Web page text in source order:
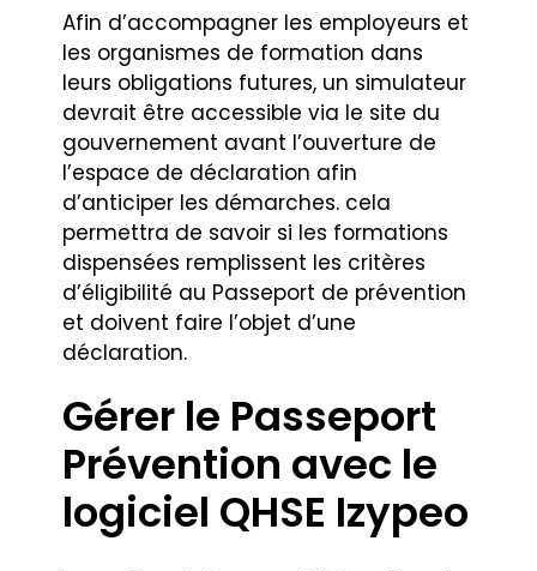
Afin d’accompagner les employeurs et
les organismes de formation dans
leurs obligations futures, un simulateur
devrait être accessible via le site du
gouvernement avant l’ouverture de
l’espace de déclaration afin
d’anticiper les démarches. cela
permettra de savoir si les formations
dispensées remplissent les critères
d’éligibilité au Passeport de prévention
et doivent faire l’objet d’une
déclaration.
Gérer le Passeport
Prévention avec le
logiciel QHSE Izypeo